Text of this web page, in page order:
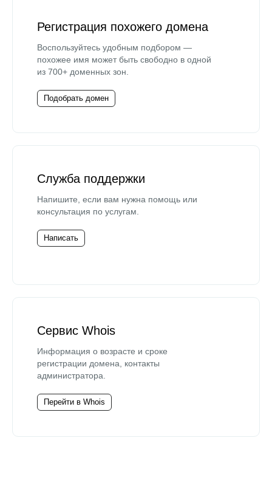
Регистрация похожего домена
Воспользуйтесь удобным подбором —
похожее имя может быть свободно в одной
из 700+ доменных зон.
Подобрать домен
Служба поддержки
Напишите, если вам нужна помощь или
консультация по услугам.
Написать
Сервис Whois
Информация о возрасте и сроке
регистрации домена, контакты
администратора.
Перейти в Whois